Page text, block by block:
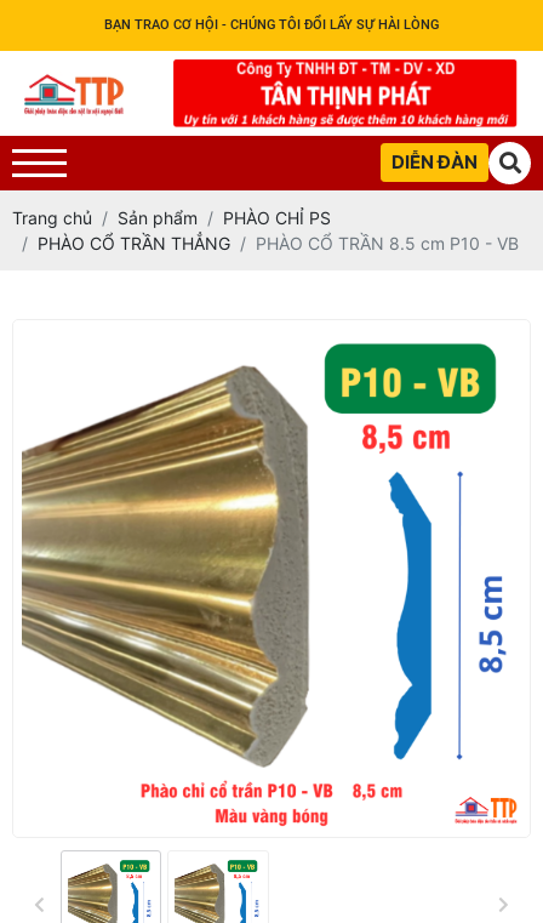
BẠN TRAO CƠ HỘI - CHÚNG TÔI ĐỔI LẤY SỰ HÀI LÒNG
DIỄN ĐÀN
Trang chủ Sản phẩm
PHÀO CHỈ PS
PHÀO CỔ TRẦN THẲNG
PHÀO CỔ TRẦN 8.5 cm P10 - VB